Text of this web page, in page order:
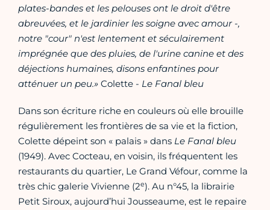
plates-bandes et les pelouses ont le droit d'être
abreuvées, et le jardinier les soigne avec amour -,
notre "cour" n'est lentement et séculairement
imprégnée que des pluies, de l'urine canine et des
déjections humaines, disons enfantines pour
atténuer un peu.» Colette - Le Fanal bleu
Dans son écriture riche en couleurs où elle brouille
régulièrement les frontières de sa vie et la fiction,
Colette dépeint son « palais » dans Le Fanal bleu
(1949). Avec Cocteau, en voisin, ils fréquentent les
restaurants du quartier, Le Grand Véfour, comme la
très chic galerie Vivienne (2e). Au n°45, la librairie
Petit Siroux, aujourd’hui Jousseaume, est le repaire